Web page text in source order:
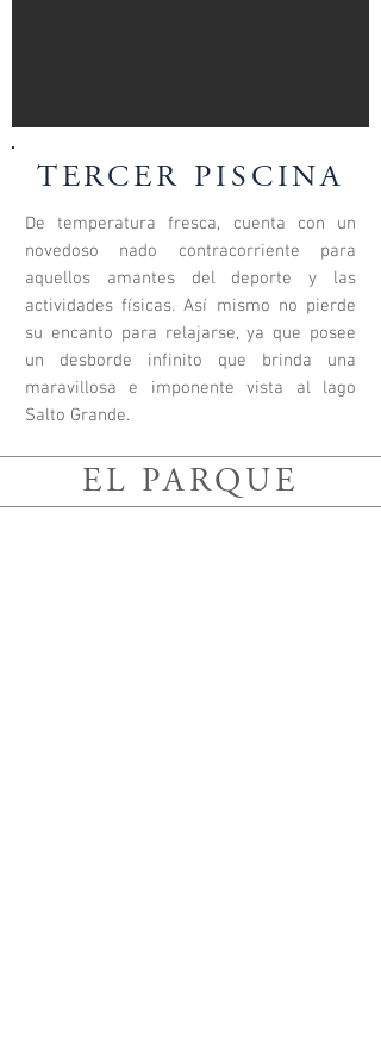
TERCER PISCINA
De temperatura fresca, cuenta con un
novedoso nado contracorriente para
aquellos amantes del deporte y las
actividades físicas. Así mismo no pierde
su encanto para relajarse, ya que posee
un desborde infinito que brinda una
maravillosa e imponente vista al lago
Salto Grande.
EL PARQUE